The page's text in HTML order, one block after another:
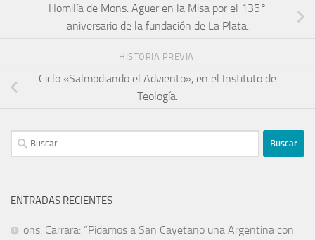
Homilía de Mons. Aguer en la Misa por el 135°
aniversario de la fundación de La Plata.
HISTORIA PREVIA
Ciclo «Salmodiando el Adviento», en el Instituto de
Teología.
ENTRADAS RECIENTES
ons. Carrara: “Pidamos a San Cayetano una Argentina con